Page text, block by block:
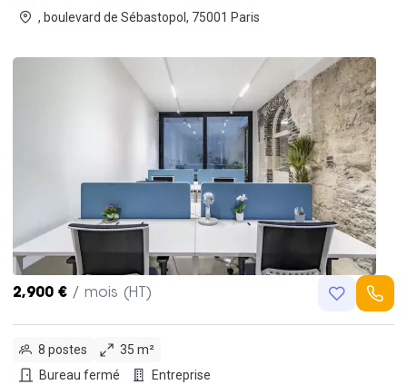
, boulevard de Sébastopol, 75001 Paris
2,900 € / mois (HT)
8 postes
35 m²
Bureau fermé
Entreprise